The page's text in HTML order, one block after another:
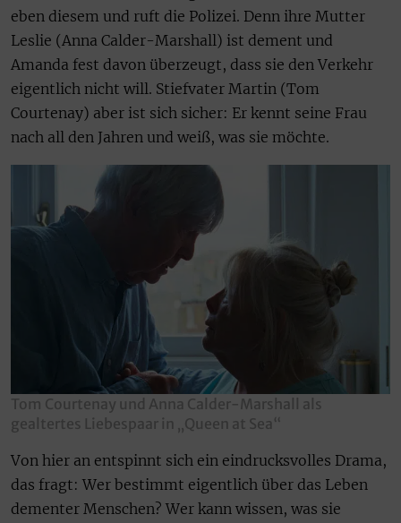
eben diesem und ruft die Polizei. Denn ihre Mutter
Leslie (Anna Calder-Marshall) ist dement und
Amanda fest davon überzeugt, dass sie den Verkehr
eigentlich nicht will. Stiefvater Martin (Tom
Courtenay) aber ist sich sicher: Er kennt seine Frau
nach all den Jahren und weiß, was sie möchte.
Tom Courtenay und Anna Calder-Marshall als
gealtertes Liebespaar in „Queen at Sea“
Von hier an entspinnt sich ein eindrucksvolles Drama,
das fragt: Wer bestimmt eigentlich über das Leben
dementer Menschen? Wer kann wissen, was sie